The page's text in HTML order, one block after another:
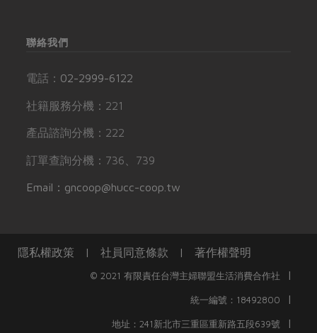
聯絡我們
電話： 02-2999-6122
社籍服務分機：221
產品諮詢分機：222
訂單查詢分機：736、739
Email：gncoop@hucc-coop.tw
隱私權政策 | 社員同意條款 | 著作權聲明
© 2021 有限責任台灣主婦聯盟生活消費合作社 |
統一編號：18492800 |
地址：241新北市三重區重新路五段639號 |